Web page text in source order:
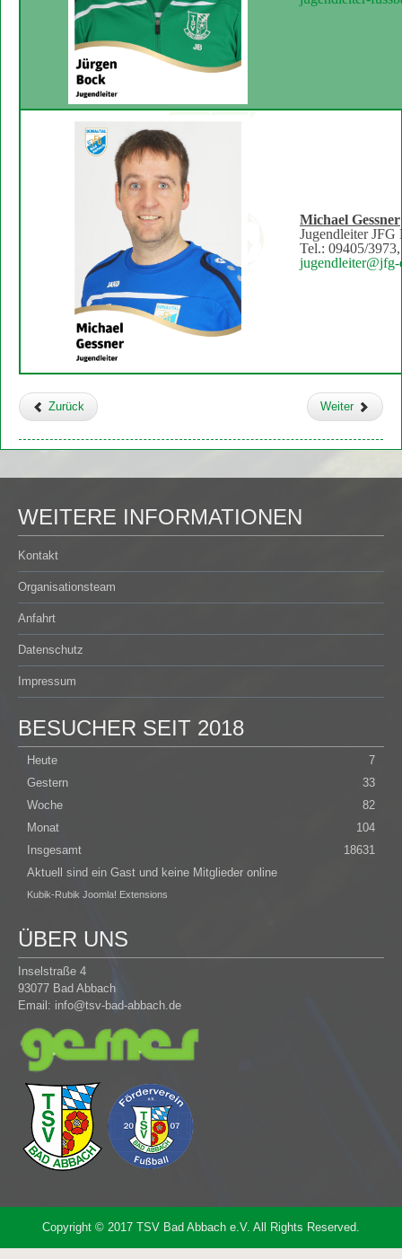
Michael Gessner
Jugendleiter JFG
Tel.: 09405/
jugendleiter@jfg-
Zurück Weiter
WEITERE INFORMATIONEN
Kontakt
Organisationsteam
Anfahrt
Datenschutz
Impressum
BESUCHER SEIT 2018
Heute
7
Gestern
33
Woche
82
Monat
104
Insgesamt
18631
Aktuell sind ein Gast und keine Mitglieder online
Kubik-Rubik Joomla! Extensions
ÜBER UNS
Inselstraße 4
93077 Bad Abbach
Email: info@tsv-bad-abbach.de
Copyright © 2017 TSV Bad Abbach e.V. All Rights Reserved.